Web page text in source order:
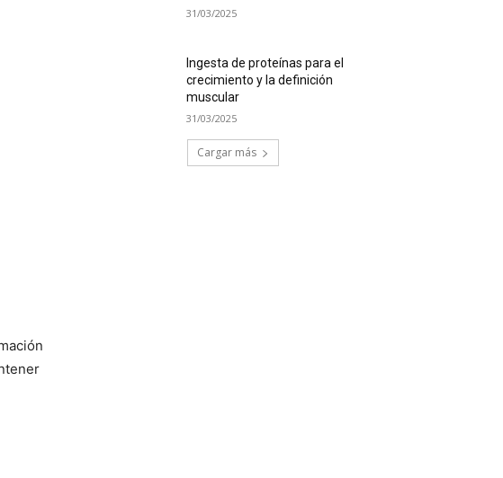
31/03/2025
Ingesta de proteínas para el
crecimiento y la definición
muscular
31/03/2025
Cargar más